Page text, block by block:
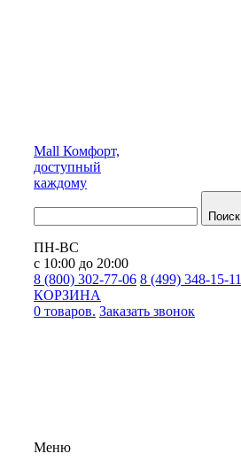
Mall Комфорт,
доступный
каждому
Поиск
ПН-ВС
с 10:00 до 20:00
8 (800) 302-77-06 8 (499) 348-15-11
КОРЗИНА
0 товаров. Заказать звонок
Меню